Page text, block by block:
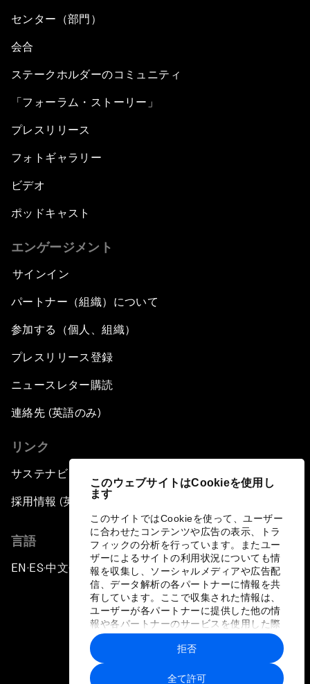
このウェブサイトはCookieを使用し
ます
このサイトではCookieを使って、ユーザー
に合わせたコンテンツや広告の表示、トラ
フィックの分析を行っています。またユー
ザーによるサイトの利用状況についても情
報を収集し、ソーシャルメディアや広告配
信、データ解析の各パートナーに情報を共
有しています。ここで収集された情報は、
ユーザーが各パートナーに提供した他の情
報や各パートナーのサービスを使用した際
に収集された情報と組み合わされ、各パー
トナーによって使用されることがありま
す。
全て許可
拒否
センター（部門）
会合
ステークホルダーのコミュニティ
「フォーラム・ストーリー」
プレスリリース
フォトギャラリー
ビデオ
ポッドキャスト
エンゲージメント
サインイン
パートナー（組織）について
参加する（個人、組織）
プレスリリース登録
ニュースレター購読
連絡先 (英語のみ)
リンク
サステナビリティへの取り組み
採用情報 (英語のみ)
言語
EN ▪ES▪中文▪ 日本語
プライバシーポリシーと利用規約